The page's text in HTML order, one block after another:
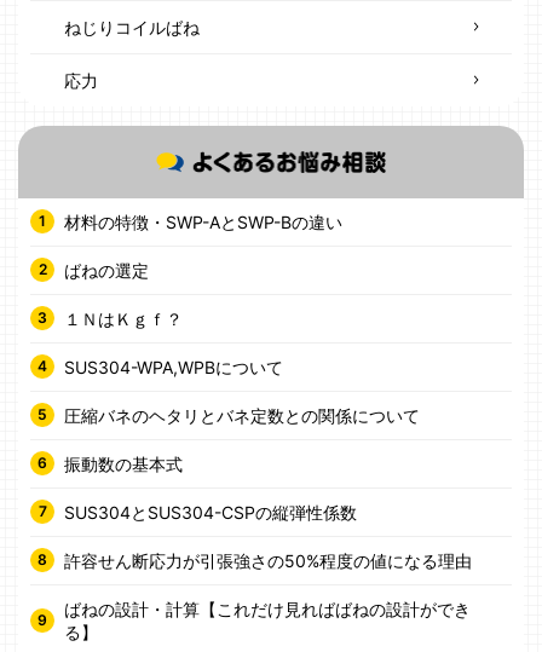
ねじりコイルばね
応力
材料の特徴・SWP-AとSWP-Bの違い
ばねの選定
１ＮはＫｇｆ？
SUS304-WPA,WPBについて
圧縮バネのヘタリとバネ定数との関係について
振動数の基本式
SUS304とSUS304-CSPの縦弾性係数
許容せん断応力が引張強さの50%程度の値になる理由
ばねの設計・計算【これだけ見ればばねの設計ができ
る】